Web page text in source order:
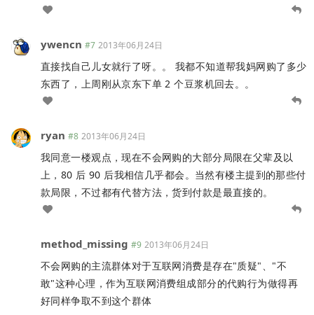
ywencn #7 2013年06月24日
直接找自己儿女就行了呀。。 我都不知道帮我妈网购了多少
东西了，上周刚从京东下单 2 个豆浆机回去。。
ryan #8 2013年06月24日
我同意一楼观点，现在不会网购的大部分局限在父辈及以
上，80 后 90 后我相信几乎都会。当然有楼主提到的那些付
款局限，不过都有代替方法，货到付款是最直接的。
method_missing #9 2013年06月24日
不会网购的主流群体对于互联网消费是存在"质疑"、"不
敢"这种心理，作为互联网消费组成部分的代购行为做得再
好同样争取不到这个群体